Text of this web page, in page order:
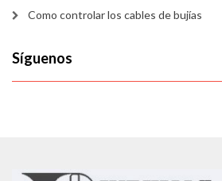
Como controlar los cables de bujías
Síguenos